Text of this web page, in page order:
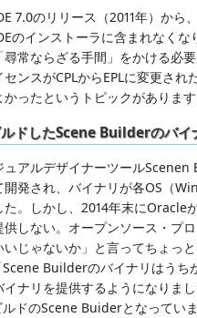
7.0のリリース（2011年）から
のインストーラに含まれなくな
常ならざる手間」をかける必
ンスがCPLからEPLに変更さ
ったというトピックがあります
ドしたScene Builderのバイ
ュアルデザイナーツール
開発され、バイナリが各OS（
た。しかし、2014年末に
供しない。オープンソース・プ
じゃないか」と言ってちょっ
Builderのバイナリはうち
イナリを提供するようになりま
ドのScene Buiderとなっていま